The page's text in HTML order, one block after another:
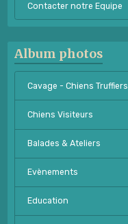
Contacter notre Equipe
Album photos
Cavage - Chiens Truffiers
Chiens Visiteurs
Balades & Ateliers
Evènements
Education